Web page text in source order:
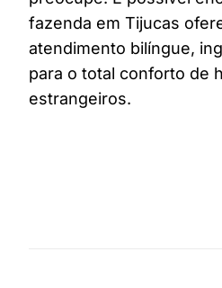
fazenda em Tijucas
atendimento bilíngue,
para o total conforto de
estrangeiros.